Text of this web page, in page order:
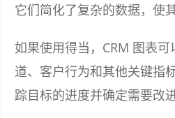
它们简化了复杂的数据，使
如果使用得当，CRM 图表
道、客户行为和其他关键指
踪目标的进度并确定需要改